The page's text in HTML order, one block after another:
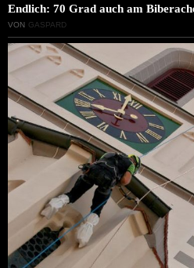
Endlich: 70 Grad auch am
VON GASPARD